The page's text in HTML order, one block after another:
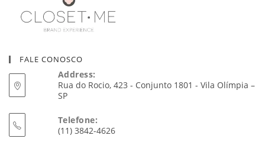
FALE CONOSCO
Address:
Rua do Rocio, 423 - Conjunto 1801 - Vila Olímpia –
SP
Telefone:
(11) 3842-4626